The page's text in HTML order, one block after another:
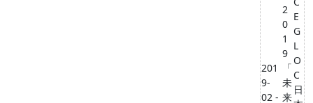
201
9-
02 -
2
0
1
9
「
未
来
E
G
L
O
C
⽇